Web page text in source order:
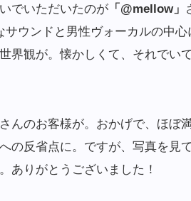
でいただいたのが 「@mellow」
ウンドと男性ヴォーカルの中
界観が。懐かしくて、それでい
んのお客様が。おかげで、ほぼ
の反省点に。ですが、写真を見
ありがとうございました！